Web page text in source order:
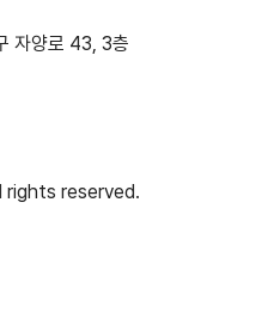
자양로 43, 3층
rights reserved.